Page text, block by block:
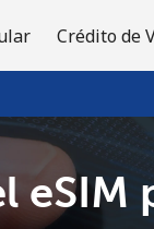
Crédito de
eSIM